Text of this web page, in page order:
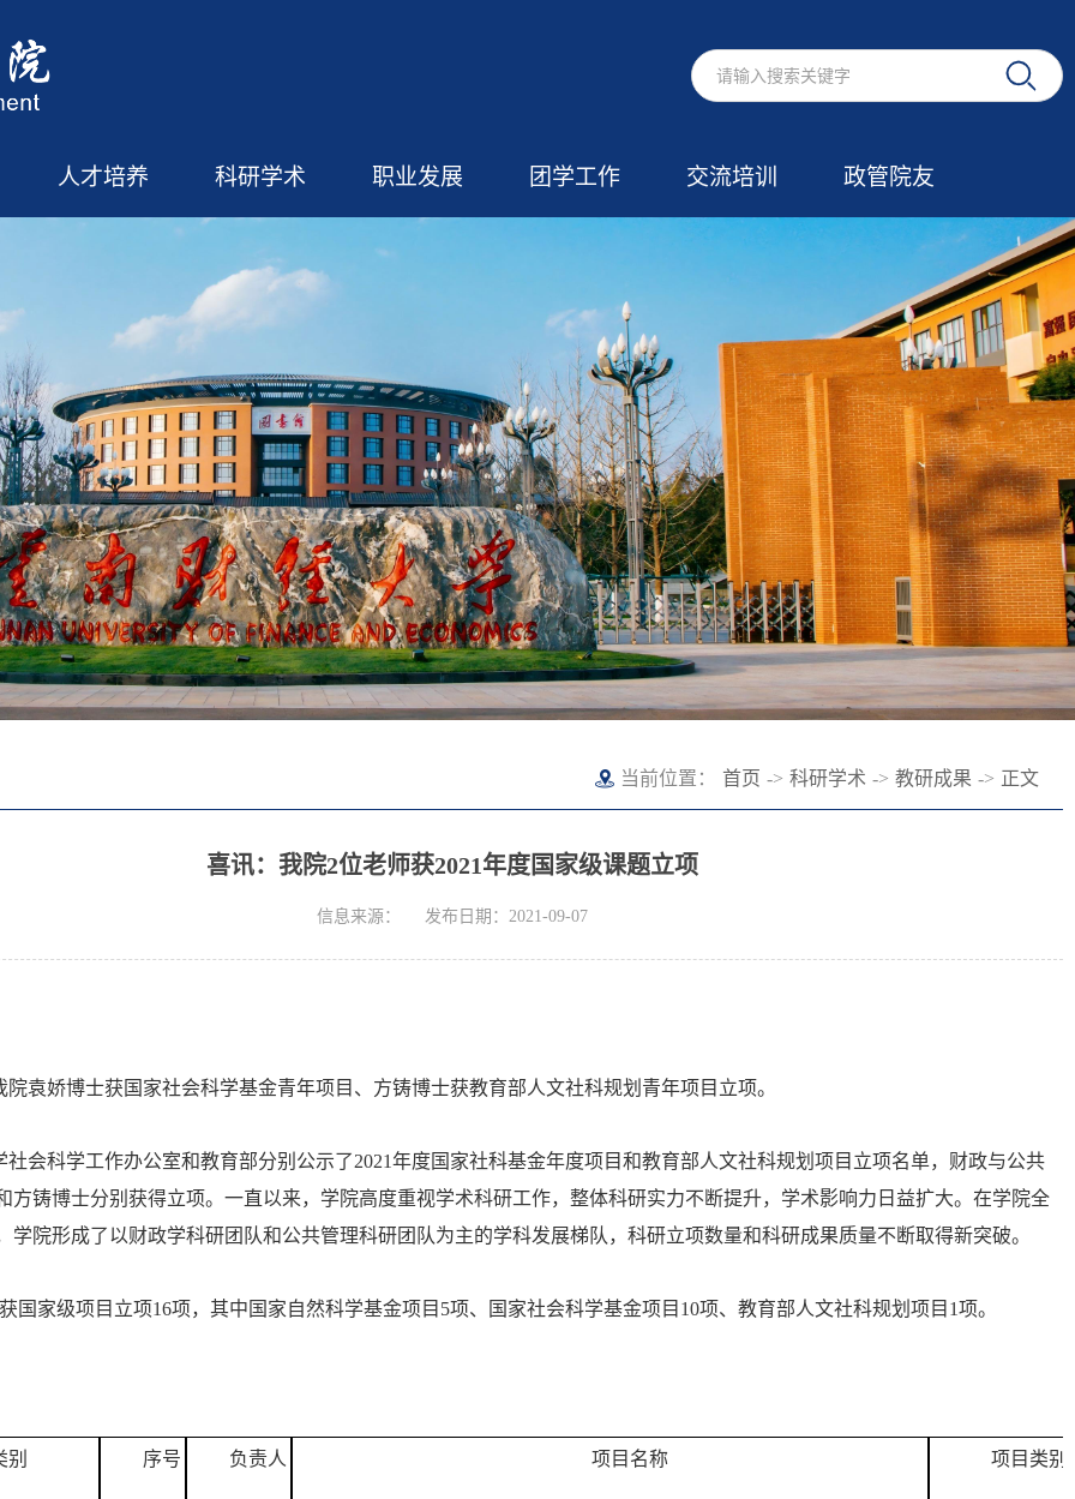
人才培养 科研学术 职业发展 团学工作 交流培训 政管院友
当前位置： 首页 -> 科研学术 -> 教研成果 -> 正文
喜讯：我院2位老师获2021年度国家级课题立项
信息来源： 发布日期：2021-09-07
院袁娇博士获国家社会科学基金青年项目、方铸博士获教育部人文社科规划青年项目立项。
社会科学工作办公室和教育部分别公示了2021年度国家社科基金年度项目和教育部人文社科规划项目立项名单，财政与公共
方铸博士分别获得立项。一直以来，学院高度重视学术科研工作，整体科研实力不断提升，学术影响力日益扩大。在学院全
学院形成了以财政学科研团队和公共管理科研团队为主的学科发展梯队，科研立项数量和科研成果质量不断取得新突破。
国家级项目立项16项，其中国家自然科学基金项目5项、国家社会科学基金项目10项、教育部人文社科规划项目1项。
别 序号 负责人 项目名称 项目类别